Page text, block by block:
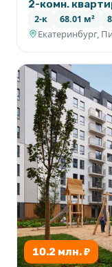
2-комн.
2-к 68.01 м²
Екатеринбург,
10.2 млн. ₽